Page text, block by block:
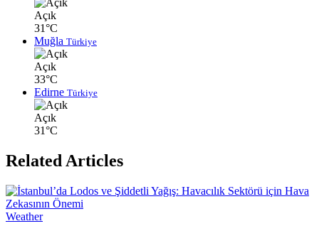
Açık
31°C
Muğla Türkiye
Açık
33°C
Edirne Türkiye
Açık
31°C
Related Articles
Weather